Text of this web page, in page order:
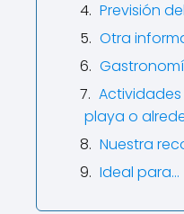
Previsión
Otra
playa o
Nuestra
Ideal para…